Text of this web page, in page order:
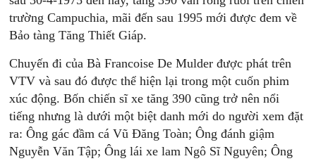
trường Campuchia, mãi đến sau 1995 mới được đem về
Bảo tàng Tăng Thiết Giáp.
Chuyến đi của Bà Francoise De Mulder được phát trên
VTV và sau đó được thể hiện lại trong một cuốn phim
xúc động. Bốn chiến sĩ xe tăng 390 cũng trở nên nổi
tiếng nhưng là dưới một biệt danh mới do người xem đặt
ra: Ông gác đầm cá Vũ Đăng Toàn; Ông đánh giậm
Nguyễn Văn Tập; Ông lái xe lam Ngô Sĩ Nguyên; Ông